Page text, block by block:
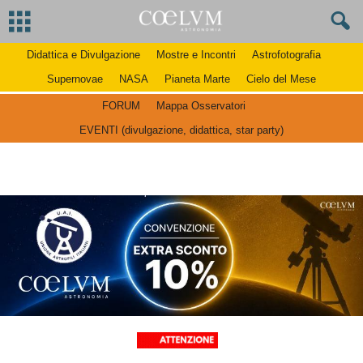
Didattica e Divulgazione Mostre e Incontri
Astrofotografia
Supernovae
NASA Pianeta Marte Cielo del Mese
FORUM
Mappa Osservatori
EVENTI (divulgazione, didattica, star party)